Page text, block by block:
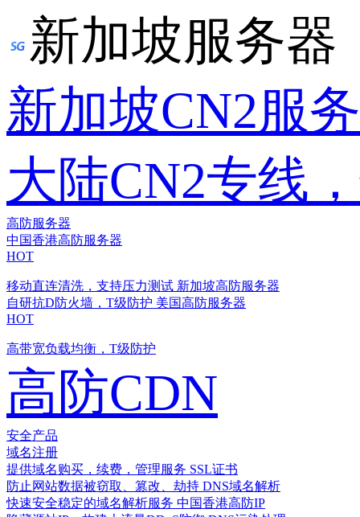
新加坡服务器
新加坡CN2服
大陆CN2专线
高防服务器
中国香港高防服务器
HOT
移动直连清洗，支持压力测试 新加坡高防服务器
自研抗D防火墙，T级防护 美国高防服务器
HOT
高带宽负载均衡，T级防护
高防CDN
安全产品
域名注册
提供域名购买，续费，管理服务 SSL证书
防止网站数据被窃取、篡改、劫持 DNS域名解析
快速安全稳定的域名解析服务 中国香港高防IP